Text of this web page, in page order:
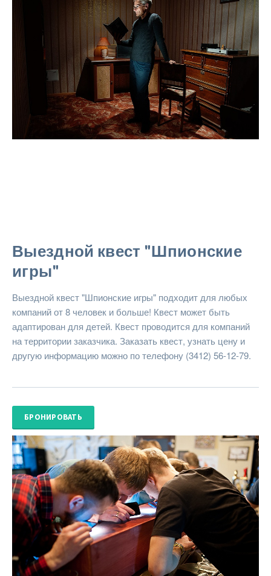
Выездной квест "Шпионские
игры"
Выездной квест "Шпионские игры" подходит для любых
компаний от 8 человек и больше! Квест может быть
адаптирован для детей. Квест проводится для компаний
на территории заказчика. Заказать квест, узнать цену и
другую информацию можно по телефону (3412) 56-12-79.
БРОНИРОВАТЬ